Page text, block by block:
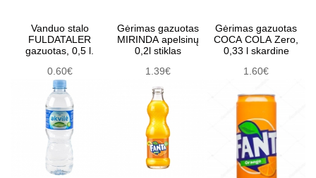
Vanduo stalo
FULDATALER
gazuotas, 0,5 l.
0.60€
Gėrimas gazuotas
MIRINDA apelsinų
0,2l stiklas
1.39€
Gėrimas gazuotas
COCA COLA Zero,
0,33 l skardine
1.60€